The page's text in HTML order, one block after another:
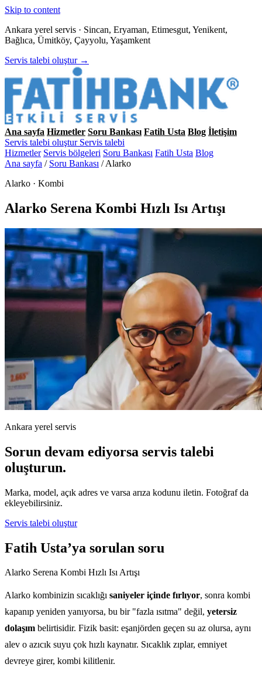
Skip to content
Ankara yerel servis · Sincan, Eryaman, Etimesgut, Yenikent,
Bağlıca, Ümitköy, Çayyolu, Yaşamkent
Servis talebi oluştur →
Ana sayfa Hizmetler Soru Bankası Fatih Usta Blog İletişim
Servis talebi oluştur Servis talebi
Hizmetler Servis bölgeleri Soru Bankası Fatih Usta Blog
Ana sayfa / Soru Bankası / Alarko
Alarko · Kombi
Alarko Serena Kombi Hızlı Isı Artışı
Ankara yerel servis
Sorun devam ediyorsa servis talebi
oluşturun.
Marka, model, açık adres ve varsa arıza kodunu iletin. Fotoğraf da
ekleyebilirsiniz.
Servis talebi oluştur
Fatih Usta’ya sorulan soru
Alarko Serena Kombi Hızlı Isı Artışı
Alarko kombinizin sıcaklığı saniyeler içinde fırlıyor, sonra kombi
kapanıp yeniden yanıyorsa, bu bir "fazla ısıtma" değil, yetersiz
dolaşım belirtisidir. Fizik basit: eşanjörden geçen su az olursa, aynı
alev o azıcık suyu çok hızlı kaynatır. Sıcaklık zıplar, emniyet
devreye girer, kombi kilitlenir.